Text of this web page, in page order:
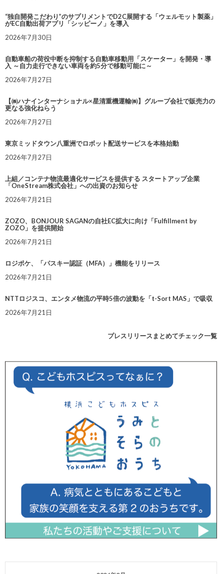
“独自開発こだわり”のサプリメントでD2C展開する「ウェルモット製薬」
がEC自動出荷アプリ「シッピーノ」を導入
2026年7月30日
自動車船の荷役中断を抑制する自動車移動用「スケーター」を開発・導
入 ～自力走行できない車両を約5分で移動可能に～
2026年7月27日
【㈱ハナインターナショナル×星清重機運輸㈱】グループ会社で販売力の
更なる強化ねらう
2026年7月27日
東京ミッドタウン八重洲でロボット配送サービスを本格始動
2026年7月27日
上組／コンテナ物流最適化サービスを提供する スタートアップ企業
「OneStream株式会社」への出資のお知らせ
2026年7月21日
ZOZO、BONJOUR SAGANの自社EC拡大に向け「Fulfillment by
ZOZO」を提供開始
2026年7月21日
ロジポケ、「パスキー認証（MFA）」機能をリリース
2026年7月21日
NTTロジスコ、エンタメ物流の平時5倍の波動を「t-Sort MAS」で吸収
2026年7月21日
プレスリリースまとめてチェック一覧